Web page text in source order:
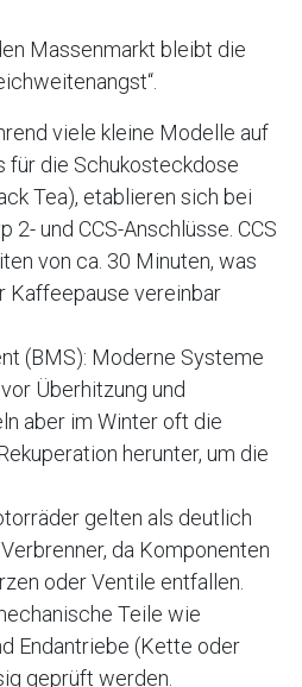
Massenmarkt bleibt die
viele kleine Modelle auf
für die Schukosteckdose
Tea), etablieren sich bei
2- und CCS-Anschlüsse. CCS
von ca. 30 Minuten, was
Kaffeepause vereinbar
(BMS): Moderne Systeme
Überhitzung und
aber im Winter oft die
herunter, um die
gelten als deutlich
da Komponenten
oder Ventile entfallen.
Teile wie
Endantriebe (Kette oder
geprüft werden.